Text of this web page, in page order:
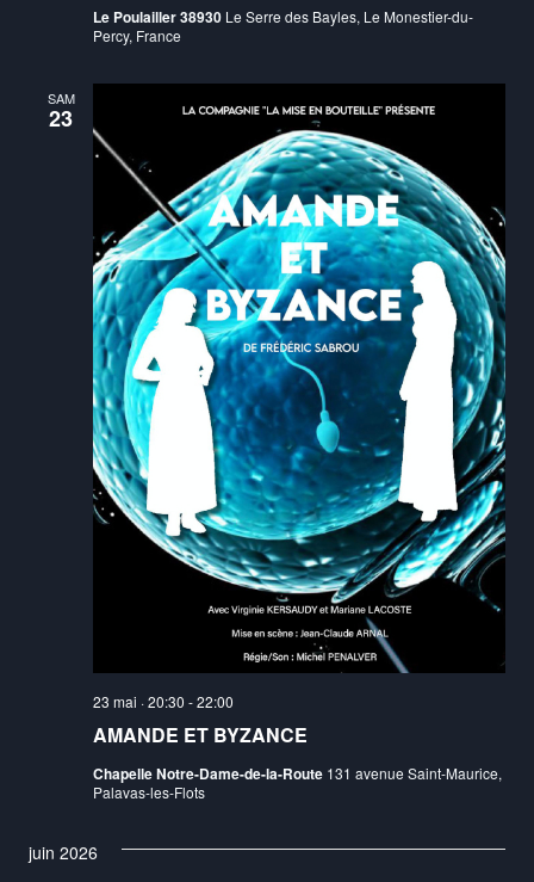
Le Poulailler 38930 Le Serre des Bayles, Le Monestier-du-
Percy, France
SAM
23
AMANDE ET BYZANCE
23 mai · 20:30 -22:00
Chapelle Notre-Dame-de-la-Route 131 avenue Saint-Maurice,
Palavas-les-Flots
juin 2026